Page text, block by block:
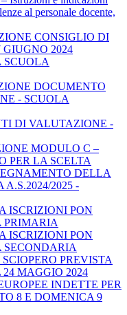
al personale docente,
CONSIGLIO DI
2024
SCUOLA
DOCUMENTO
- SCUOLA
DI VALUTAZIONE -
MODULO C –
PER LA SCELTA
DELLA
2025 -
ISCRIZIONI PON
PRIMARIA
ISCRIZIONI PON
SECONDARIA
PREVISTA
MAGGIO 2024
INDETTE PER
8 E DOMENICA 9